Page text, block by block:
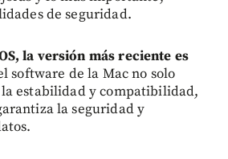
de seguridad.
la versión más reciente es
software de la Mac no solo
estabilidad y compatibilidad,
la seguridad y